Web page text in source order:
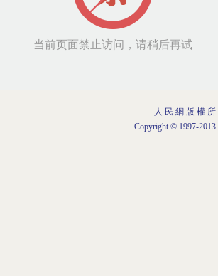
人 民 網 版 權
Copyright © 1997-2013